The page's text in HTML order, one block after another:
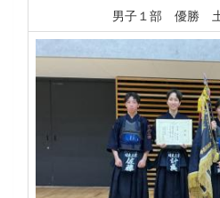
男子１部 優勝